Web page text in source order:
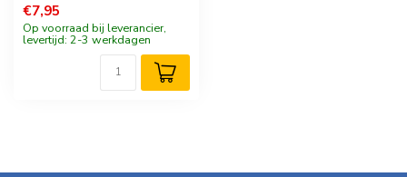
€7,95
Op voorraad bij leverancier,
levertijd: 2-3 werkdagen